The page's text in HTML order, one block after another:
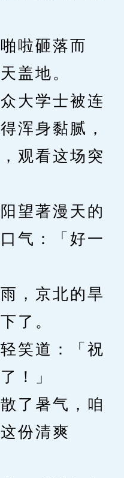
啦砸落而
盖地。
大学士被连
浑身黏腻，
观看这场突
望著漫天的
气：「好一
，京北的旱
了。
笑道：「祝
！」
了暑气，咱
份清爽